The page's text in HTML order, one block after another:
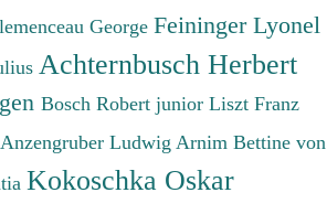
George Feininger Lyonel
Achternbusch Herbert
Bosch Robert junior Liszt Franz
Anzengruber Ludwig Arnim Bettine von
Kokoschka Oskar